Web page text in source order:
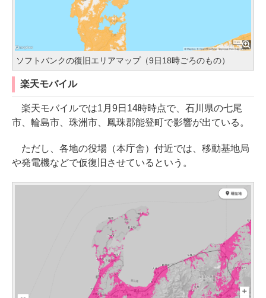
ソフトバンクの復旧エリアマップ（9日18時ごろのもの）
楽天モバイル
楽天モバイルでは1月9日14時時点で、石川県の七尾
市、輪島市、珠洲市、鳳珠郡能登町で影響が出ている。
ただし、各地の役場（本庁舎）付近では、移動基地局
や発電機などで仮復旧させているという。